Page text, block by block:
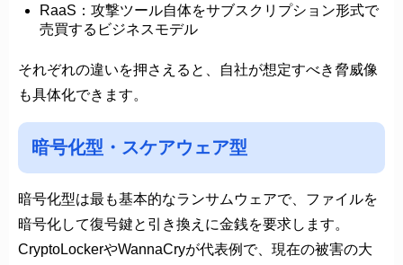
RaaS：攻撃ツール自体をサブスクリプション形式で
売買するビジネスモデル
それぞれの違いを押さえると、自社が想定すべき脅威像
も具体化できます。
暗号化型・スケアウェア型
暗号化型は最も基本的なランサムウェアで、ファイルを
暗号化して復号鍵と引き換えに金銭を要求します。
CryptoLockerやWannaCryが代表例で、現在の被害の大